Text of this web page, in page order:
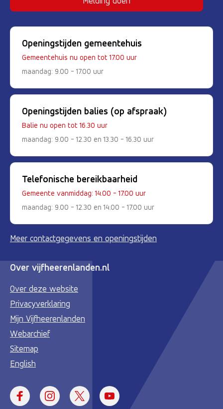
Openingstijden gemeentehuis
Gemeentehuis nu open tot 17.00 uur
maandag: 9.00 - 17.00 uur
Openingstijden balies (op afspraak)
Balie nu open tot 16.30 uur
maandag: 9.00 - 12.30 en 13.30 - 16.30 uur
Telefonische bereikbaarheid
Gemeente vanmiddag: 14.00 - 17.00 uur
maandag: 9.00 - 12.30 en 14.00 - 17.00 uur
Meer contactgegevens en openingstijden
Over vijfheerenlanden.nl
Over deze website
Privacyverklaring
Mijn Vijfheerenlanden
Webarchief
Sitemap
English